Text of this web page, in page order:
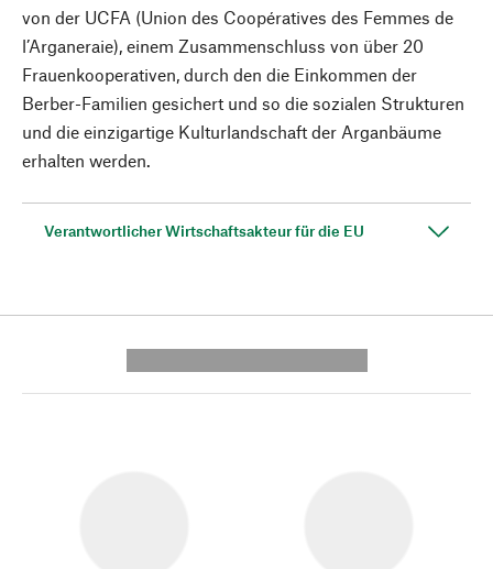
von der UCFA (Union des Coopératives des Femmes de
l’Arganeraie), einem Zusammenschluss von über 20
Frauenkooperativen, durch den die Einkommen der
Berber-Familien gesichert und so die sozialen Strukturen
und die einzigartige Kulturlandschaft der Arganbäume
erhalten werden.
Verantwortlicher Wirtschaftsakteur für die EU